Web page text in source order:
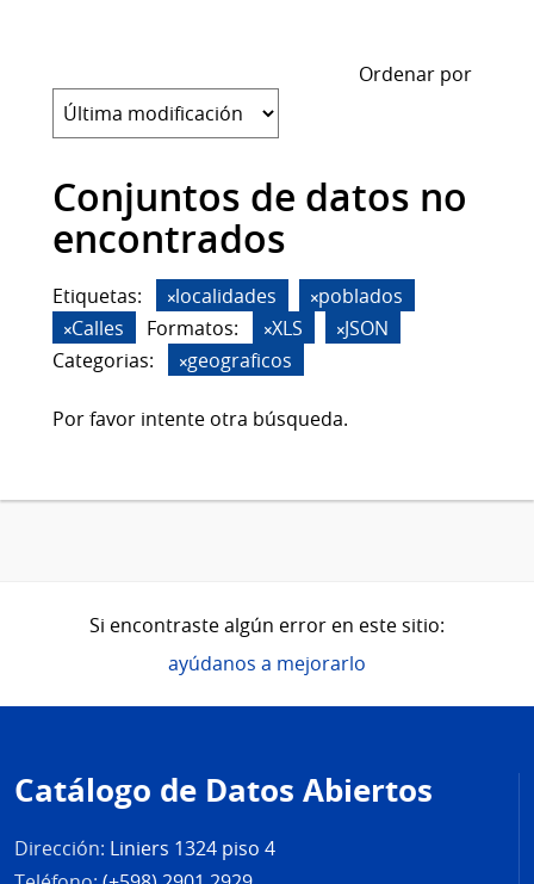
Ordenar por
Conjuntos de datos no
encontrados
Etiquetas: localidades
poblados
Calles
Formatos: XLS
JSON
Categorias:
geograficos
Por favor intente otra búsqueda.
Si encontraste algún error en este sitio:
ayúdanos a mejorarlo
de
página
Catálogo de Datos Abiertos
Dirección: Liniers 1324 piso 4